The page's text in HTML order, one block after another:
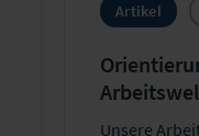
Artikel
Unsere